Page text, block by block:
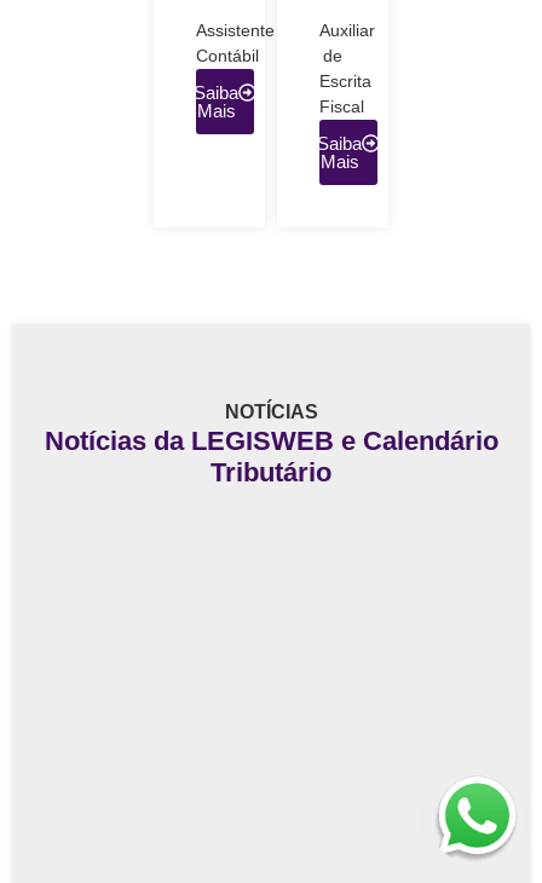
Assistente
Contábil
Saiba
Mais
Auxiliar
de
Escrita
Fiscal
Saiba
Mais
NOTÍCIAS
Notícias da LEGISWEB e Calendário
Tributário